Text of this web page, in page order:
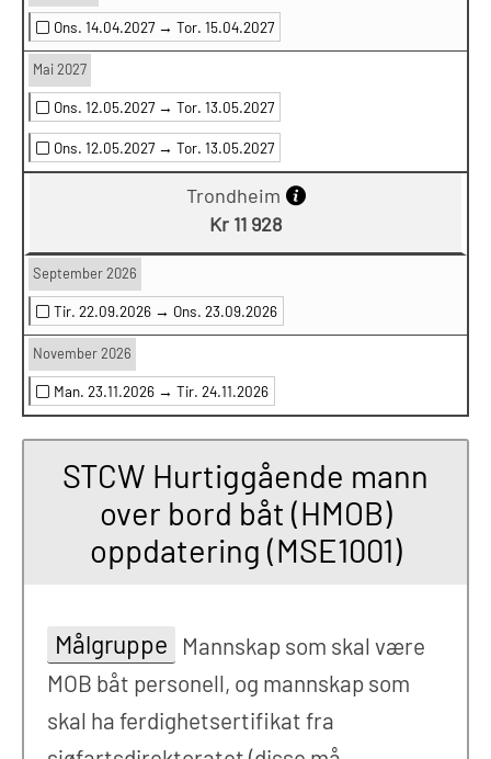
Ons. 14.04.2027 → Tor. 15.04.2027
Mai 2027
Ons. 12.05.2027 → Tor. 13.05.2027
Ons. 12.05.2027 → Tor. 13.05.2027
Trondheim
Kr 11 928
September 2026
Tir. 22.09.2026 → Ons. 23.09.2026
November 2026
Man. 23.11.2026 → Tir. 24.11.2026
STCW Hurtiggående mann
over bord båt (HMOB)
oppdatering (MSE1001)
Målgruppe
Mannskap som skal være
MOB båt personell, og mannskap som
skal ha ferdighetsertifikat fra